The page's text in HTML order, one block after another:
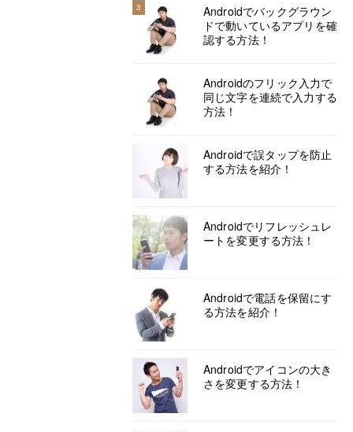
3
Androidでバックグラウン
ドで動いているアプリを確
認する方法！
Androidのフリック入力で
同じ文字を連続で入力する
方法！
Androidで誤タップを防止
する方法を紹介！
Androidでリフレッシュレ
ートを変更する方法！
Androidで電話を保留にす
る方法を紹介！
Androidでアイコンの大き
さを変更する方法！